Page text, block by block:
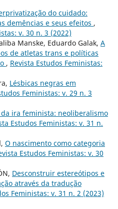
do cuidado:
demências e seus efeitos ,
v. 30 n. 3 (2022)
Manske, Eduardo Galak, A
de atletas trans e políticas
, Revista Estudos Feministas:
Lésbicas negras em
Feministas: v. 29 n. 3
ira feminista: neoliberalismo
Estudos Feministas: v. 31 n.
O nascimento como categoria
Estudos Feministas: v. 30
Desconstruir estereótipos e
através da tradução
Feministas: v. 31 n. 2 (2023)